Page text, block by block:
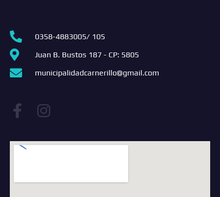
0358-4883005/ 105
Juan B. Bustos 187 - CP: 5805
municipalidadcarnerillo@gmail.com